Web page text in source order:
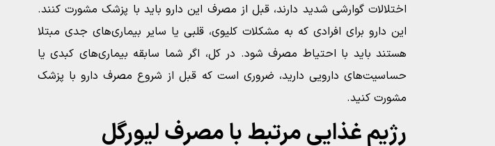
اختلالات گوارشی شدید دارند، قبل از مصرف این دارو باید با پزشک مشورت کنند.
این دارو برای افرادی که به مشکلات کلیوی، قلبی یا سایر بیماری‌های جدی مبتلا
هستند باید با احتیاط مصرف شود. در کل، اگر شما سابقه بیماری‌های کبدی یا
حساسیت‌های دارویی دارید، ضروری است که قبل از شروع مصرف دارو با پزشک
مشورت کنید.
رژیم غذایی مرتبط با مصرف لیورگل